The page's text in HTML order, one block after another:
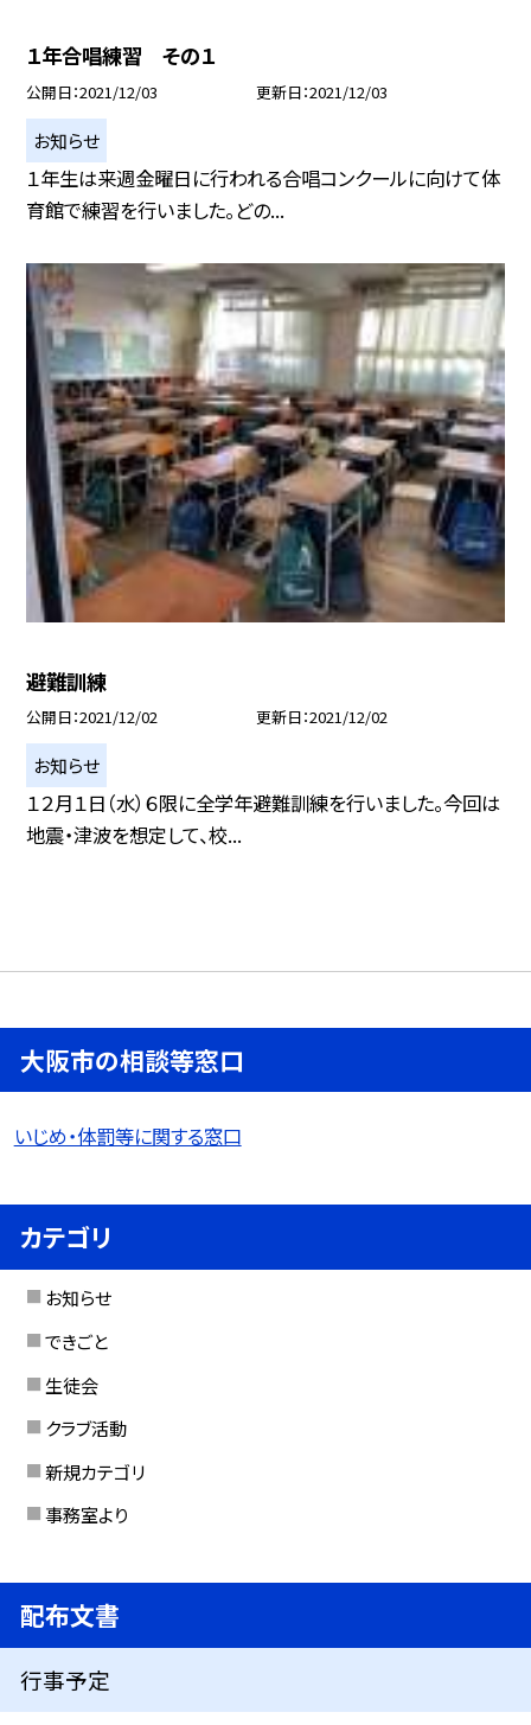
１年合唱練習 その１
公開日 2021/12/03 更新日 2021/12/03
お知らせ
１年生は来週金曜日に行われる合唱コンクールに向けて体
育館で練習を行いました。どの...
避難訓練
公開日 2021/12/02 更新日 2021/12/02
お知らせ
１２月１日（水）６限に全学年避難訓練を行いました。今回は
地震・津波を想定して、校...
大阪市の相談等窓口
いじめ・体罰等に関する窓口
カテゴリ
お知らせ
できごと
生徒会
クラブ活動
新規カテゴリ
事務室より
配布文書
行事予定